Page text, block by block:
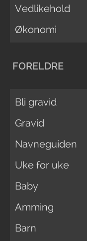
Vedlikehold
Økonomi
FORELDRE
Bli gravid
Gravid
Navneguiden
Uke for uke
Baby
Amming
Barn